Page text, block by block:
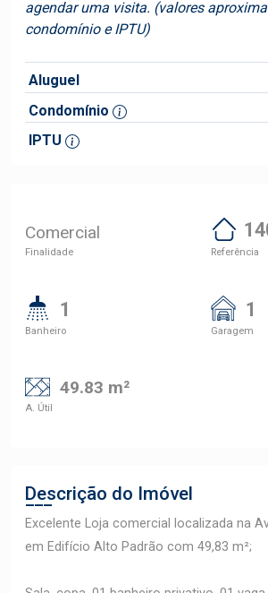
agendar uma visita. (valores
condomínio e IPTU)
Aluguel
Condomínio
IPTU
Comercial
Finalidade Referência
1
Banheiro
1
Garagem
49.83 m²
A. Útil
Descrição do Imóvel
Excelente Loja comercial localizada na
em Edifício Alto Padrão com 49,83 m²;